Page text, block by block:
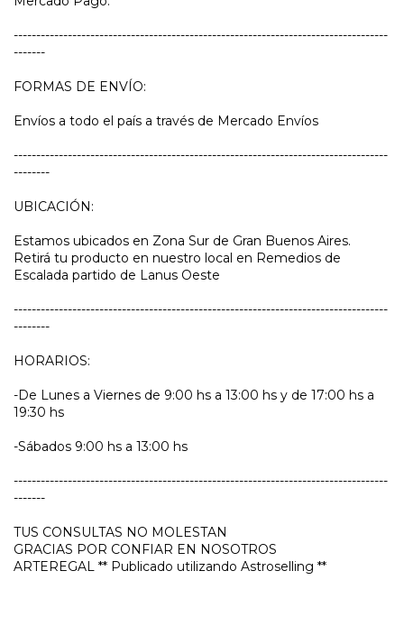
-----------------------------------------------------------------------------------
-------
FORMAS DE ENVÍO:
Envíos a todo el país a través de Mercado Envíos
-----------------------------------------------------------------------------------
--------
UBICACIÓN:
Estamos ubicados en Zona Sur de Gran Buenos Aires.
Retirá tu producto en nuestro local en Remedios de
Escalada partido de Lanus Oeste
-----------------------------------------------------------------------------------
--------
HORARIOS:
-De Lunes a Viernes de 9:00 hs a 13:00 hs y de 17:00 hs a
19:30 hs
-Sábados 9:00 hs a 13:00 hs
-----------------------------------------------------------------------------------
-------
TUS CONSULTAS NO MOLESTAN
GRACIAS POR CONFIAR EN NOSOTROS
ARTEREGAL ** Publicado utilizando Astroselling **